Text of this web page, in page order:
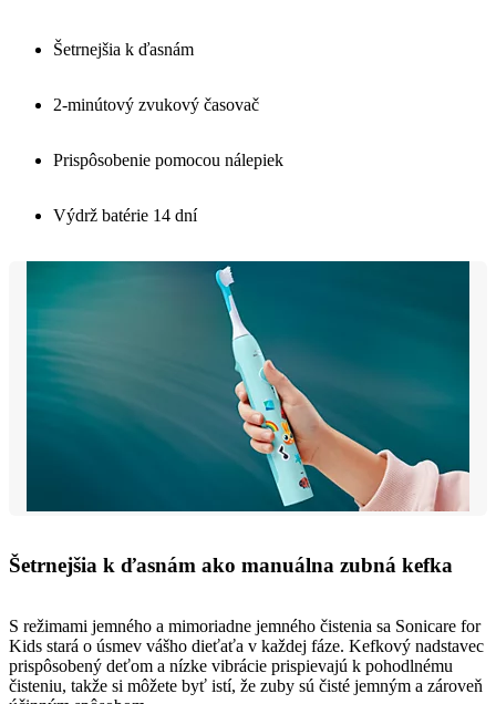
Šetrnejšia k ďasnám
2-minútový zvukový časovač
Prispôsobenie pomocou nálepiek
Výdrž batérie 14 dní
Šetrnejšia k ďasnám ako manuálna zubná kefka
S režimami jemného a mimoriadne jemného čistenia sa Sonicare for
Kids stará o úsmev vášho dieťaťa v každej fáze. Kefkový nadstavec
prispôsobený deťom a nízke vibrácie prispievajú k pohodlnému
čisteniu, takže si môžete byť istí, že zuby sú čisté jemným a zároveň